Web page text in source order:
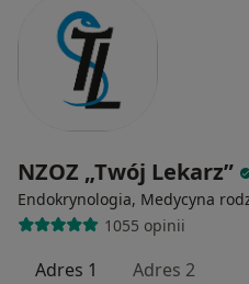
NZOZ „Twój Lekarz”
Endokrynologia, Medycyna
1055 opinii
Adres 1 Adres 2